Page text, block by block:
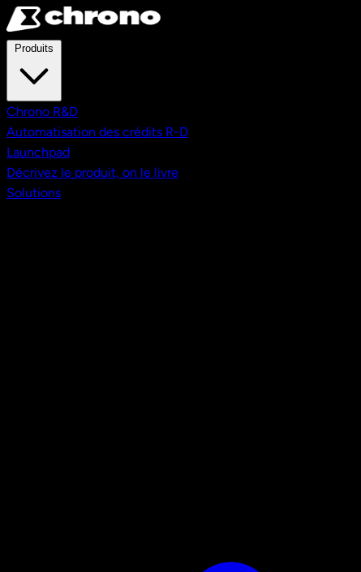
Aller au contenu principal
Chrono R&D
Automatisation des crédits R-D
Launchpad
Décrivez le produit, on le livre
Solutions